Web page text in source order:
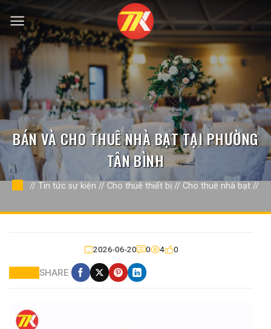
qua
nội
dung
BÁN VÀ CHO THUÊ NHÀ BẠT TẠI PHƯỜNG
TÂN BÌNH
// Tin tức sự kiện // Cho thuê thiết bị // Cho thuê nhà bạt //
2026-06-20 0 4 0
SHARE